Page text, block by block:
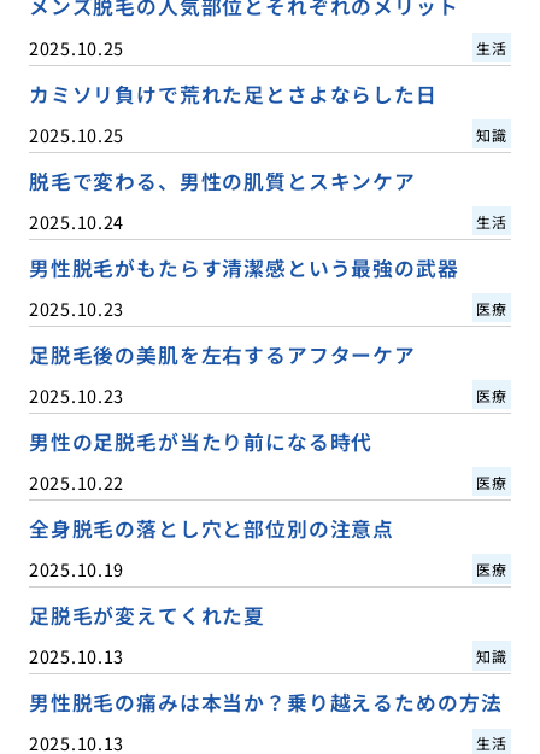
メンズ脱毛の人気部位とそれぞれのメリット
2025.10.25 生活
カミソリ負けで荒れた足とさよならした日
2025.10.25 知識
脱毛で変わる、男性の肌質とスキンケア
2025.10.24 生活
男性脱毛がもたらす清潔感という最強の武器
2025.10.23 医療
足脱毛後の美肌を左右するアフターケア
2025.10.23 医療
男性の足脱毛が当たり前になる時代
2025.10.22 医療
全身脱毛の落とし穴と部位別の注意点
2025.10.19 医療
足脱毛が変えてくれた夏
2025.10.13 知識
男性脱毛の痛みは本当か？乗り越えるための方法
2025.10.13 生活